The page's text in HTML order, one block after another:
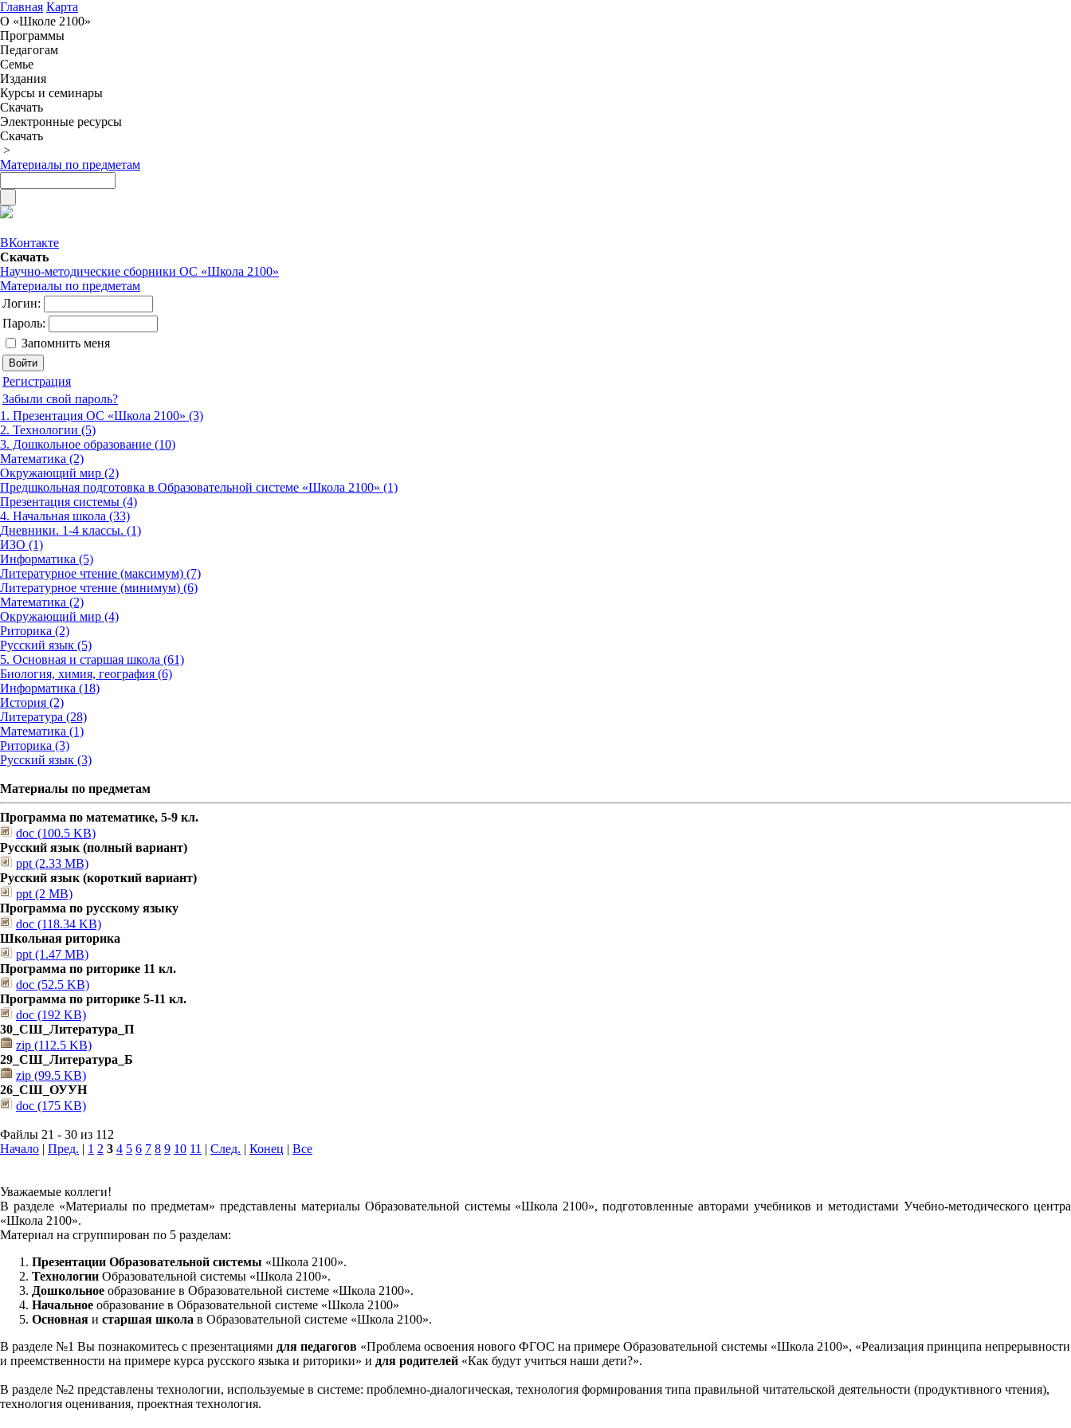
Главная Карта
О «Школе 2100»
Программы
Педагогам
Семье
Издания
Курсы и семинары
Скачать
Электронные ресурсы
Скачать
>
Материалы по предметам
ВКонтакте
Скачать
Научно-методические сборники ОС «Школа 2100»
Материалы по предметам
Логин:
Пароль:
Запомнить меня
Регистрация
Забыли свой пароль?
1. Презентация ОС «Школа 2100» (3)
2. Технологии (5)
3. Дошкольное образование (10)
Математика (2)
Окружающий мир (2)
Предшкольная подготовка в Образовательной системе «Школа 2100» (1)
Презентация системы (4)
4. Начальная школа (33)
Дневники. 1-4 классы. (1)
ИЗО (1)
Информатика (5)
Литературное чтение (максимум) (7)
Литературное чтение (минимум) (6)
Математика (2)
Окружающий мир (4)
Риторика (2)
Русский язык (5)
5. Основная и старшая школа (61)
Биология, химия, география (6)
Информатика (18)
История (2)
Литература (28)
Математика (1)
Риторика (3)
Русский язык (3)
Материалы по предметам
Программа по математике, 5-9 кл.
doc (100.5 KB)
Русский язык (полный вариант)
ppt (2.33 MB)
Русский язык (короткий вариант)
ppt (2 MB)
Программа по русскому языку
doc (118.34 KB)
Школьная риторика
ppt (1.47 MB)
Программа по риторике 11 кл.
doc (52.5 KB)
Программа по риторике 5-11 кл.
doc (192 KB)
30_СШ_Литература_П
zip (112.5 KB)
29_СШ_Литература_Б
zip (99.5 KB)
26_СШ_ОУУН
doc (175 KB)
Файлы 21 - 30 из 112
Начало | Пред. | 1 2 3 4 5 6 7 8 9 10 11 | След. | Конец | Все
Уважаемые коллеги!
В разделе «Материалы по предметам» представлены материалы Образовательной системы «Школа 2100», подготовленные авторами учебников и методистами Учебно-методического центра
«Школа 2100».
Материал на сгруппирован по 5 разделам:
Презентации Образовательной системы «Школа 2100».
Технологии Образовательной системы «Школа 2100».
Дошкольное образование в Образовательной системе «Школа 2100».
Начальное образование в Образовательной системе «Школа 2100»
Основная и старшая школа в Образовательной системе «Школа 2100».
В разделе №1 Вы познакомитесь с презентациями для педагогов «Проблема освоения нового ФГОС на примере Образовательной системы «Школа 2100», «Реализация принципа непрерывности
и преемственности на примере курса русского языка и риторики» и для родителей «Как будут учиться наши дети?».
В разделе №2 представлены технологии, используемые в системе: проблемно-диалогическая, технология формирования типа правильной читательской деятельности (продуктивного чтения),
технология оценивания, проектная технология.